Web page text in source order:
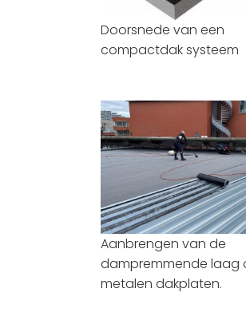
Doorsnede van een
compactdak systeem
Aanbrengen van de
dampremmende laag
metalen dakplaten.